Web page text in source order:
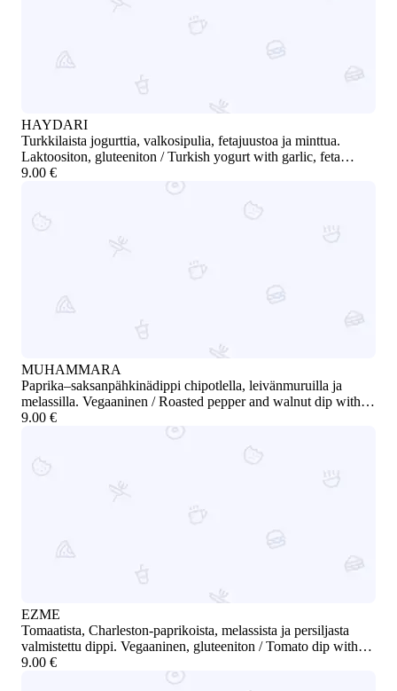
HAYDARI
Turkkilaista jogurttia, valkosipulia, fetajuustoa ja minttua.
Laktoositon, gluteeniton / Turkish yogurt with garlic, feta
cheese, and mint. Lactose-free, gluten-free
9.00 €
MUHAMMARA
Paprika–saksanpähkinädippi chipotlella, leivänmuruilla ja
melassilla. Vegaaninen / Roasted pepper and walnut dip with
chipotle, breadcrumbs, and molasses. Vegan
9.00 €
EZME
Tomaatista, Charleston-paprikoista, melassista ja persiljasta
valmistettu dippi. Vegaaninen, gluteeniton / Tomato dip with
Charleston peppers, molasses, and parsley. Vegan, gluten-free
9.00 €